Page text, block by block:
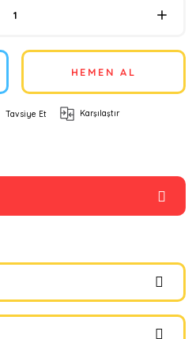
HEMEN AL
Tavsiye Et Karşılaştır